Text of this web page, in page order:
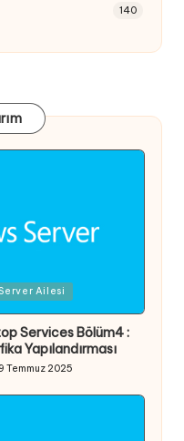
140
Ailesi
Services Bölüm4 :
Yapılandırması
Temmuz 2025